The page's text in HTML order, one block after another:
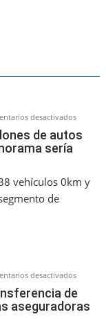
desactivadosen
En
de autos
sería
vehículos 0km y
de
desactivadosen
Cambio
en
de
aseguradoras